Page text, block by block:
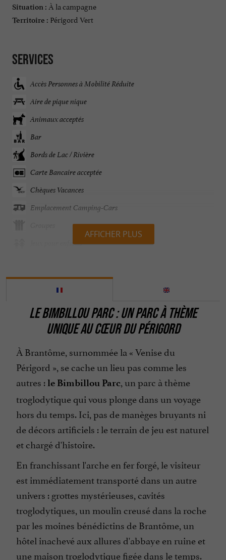
Situation : À la campagne
Territoire : Périgord Vert
Services
Accès Personnes à Mobilité Réduite
Aire de pique nique
Animaux acceptés
Bar
Bords de Lac / Rivière
Carte Bancaire acceptée
Chèques Vacances
Emplacement Camping-Cars
Jeux pour enfants
Parking
Parle anglais
Parle espagnol
Restaurant
Snack
AFFICHER PLUS
LE BIMBILLOU PARC : UN PARC À THÈME
UNIQUE AU CŒUR DU PÉRIGORD
À Brantôme, surnommée la « Venise du
Périgord », se cache un lieu pas comme les
autres :le Bimbillou Parc, un parc à thème
troglodytique qui vous plonge dans un voyage
hors du temps. Ici, pas de manèges bruyants ni
de décors artificiels : le terrain de jeu est naturel
et chargé d'histoire.
En franchissant l'arche en fer forgé, le visiteur
est immédiatement transporté dans un autre
univers : grottes mystérieuses, cavités
troglodytiques, un moulin creusé dans la roche
par les moines bénédictins de Brantôme, un
hôtel inachevé aux allures d'abbaye en ruine et
une maison troglodytique figée dans le temps.